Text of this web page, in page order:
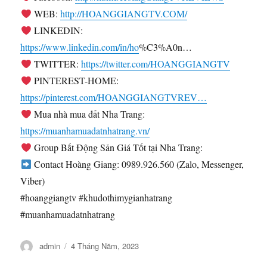
WEB: http://HOANGGIANGTV.COM/
LINKEDIN:
https://www.linkedin.com/in/ho%C3%A0n…
TWITTER: https://twitter.com/HOANGGIANGTV
PINTEREST-HOME:
https://pinterest.com/HOANGGIANGTVREV…
Mua nhà mua đất Nha Trang:
https://muanhamuadatnhatrang.vn/
Group Bất Động Sản Giá Tốt tại Nha Trang:
Contact Hoàng Giang: 0989.926.560 (Zalo, Messenger,
Viber)
#hoanggiangtv #khudothimygianhatrang
#muanhamuadatnhatrang
Tác
admin
Đăng
4 Tháng Năm, 2023